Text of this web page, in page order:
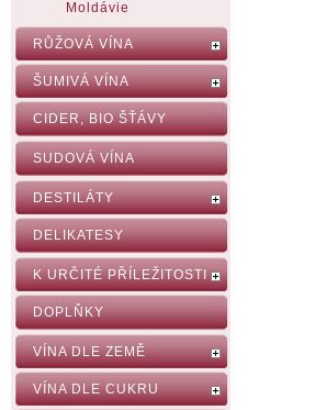
Moldávie
RŮŽOVÁ VÍNA
ŠUMIVÁ VÍNA
CIDER, BIO ŠŤÁVY
SUDOVÁ VÍNA
DESTILÁTY
DELIKATESY
K URČITÉ PŘÍLEŽITOSTI
DOPLŇKY
VÍNA DLE ZEMĚ
VÍNA DLE CUKRU